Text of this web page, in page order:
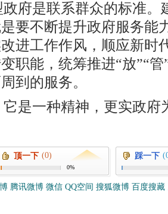
府是联系群众的标准。
要不断提升政府服务能
进工作作风，顺应新时
职能，统筹推进“放”“
到的服务。
是一种精神，更实政府
顶一下 (0)
0%
踩一下
腾讯微博 微信 QQ空间 搜狐微博 百度搜藏